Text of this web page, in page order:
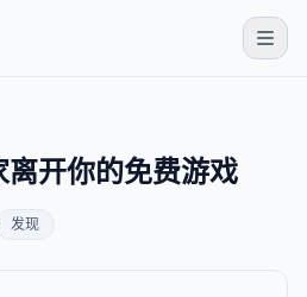
开你的免费游戏
发现